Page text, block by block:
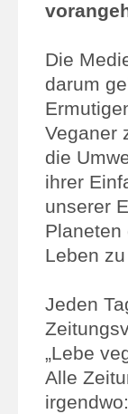
Die
darum
Veganer
die
ihrer
unserer
Planeten
Leben
Jeden
„Lebe
Alle